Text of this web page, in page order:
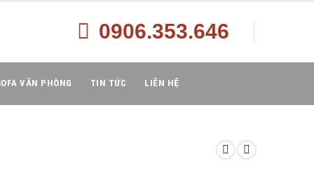
0906.353.646
VĂN PHÒNG TIN TỨC LIÊN HỆ